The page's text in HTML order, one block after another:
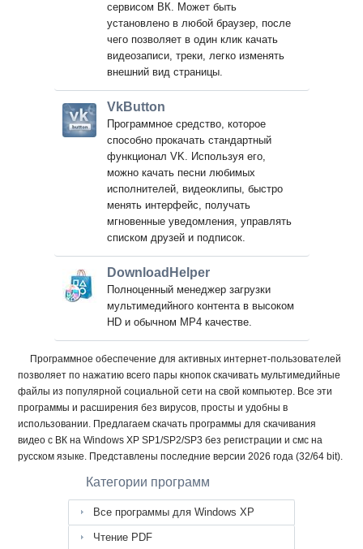
сервисом ВК. Может быть
установлено в любой браузер, после
чего позволяет в один клик качать
видеозаписи, треки, легко изменять
внешний вид страницы.
VkButton
Программное средство, которое
способно прокачать стандартный
функционал VK. Используя его,
можно качать песни любимых
исполнителей, видеоклипы, быстро
менять интерфейс, получать
мгновенные уведомления, управлять
списком друзей и подписок.
DownloadHelper
Полноценный менеджер загрузки
мультимедийного контента в высоком
HD и обычном MP4 качестве.
Программное обеспечение для активных интернет-пользователей
позволяет по нажатию всего пары кнопок скачивать мультимедийные
файлы из популярной социальной сети на свой компьютер. Все эти
программы и расширения без вирусов, просты и удобны в
использовании. Предлагаем скачать программы для скачивания
видео с ВК на Windows XP SP1/SP2/SP3 без регистрации и смс на
русском языке. Представлены последние версии 2026 года (32/64 bit).
Категории программ
Все программы для Windows XP
Чтение PDF